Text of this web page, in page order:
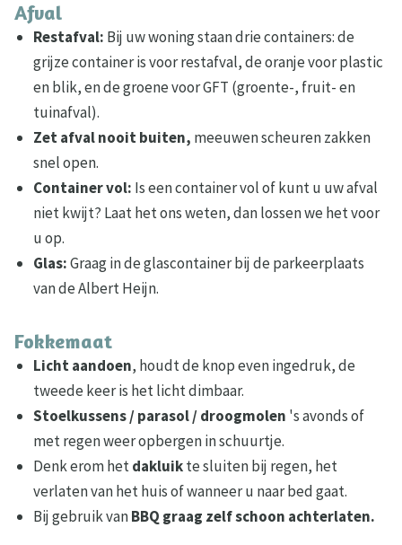
Afval
Restafval: Bij uw woning staan drie containers: de
grijze container is voor restafval, de oranje voor plastic
en blik, en de groene voor GFT (groente-, fruit- en
tuinafval).
Zet afval nooit buiten, meeuwen scheuren zakken
snel open.
Container vol: Is een container vol of kunt u uw afval
niet kwijt? Laat het ons weten, dan lossen we het voor
u op.
Glas:Graag in de glascontainer bij de parkeerplaats
van de Albert Heijn.
Fokkemaat
Licht aandoen, houdt de knop even ingedruk, de
tweede keer is het licht dimbaar.
Stoelkussens / parasol / droogmolen 's avonds of
met regen weer opbergen in schuurtje.
Denk erom hetdakluikte sluiten bij regen, het
verlaten van het huis of wanneer u naar bed gaat.
Bij gebruik vanBBQ graag zelf schoon achterlaten.